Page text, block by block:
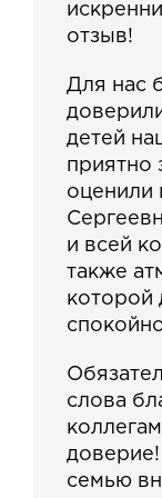
отзыв!
Для нас
детей
приятно
оценили
и всей
также
которой
слова
семью